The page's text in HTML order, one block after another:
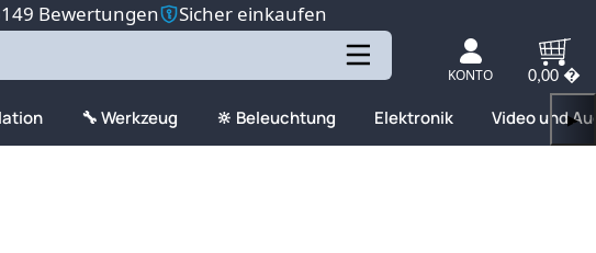
Bewertungen Sicher einkaufen
KONTO 0,00 �
🔧 Werkzeug 🔆 Beleuchtung Elektronik Video und▶